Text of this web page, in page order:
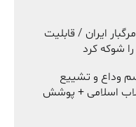
ایران / قابلیت
شوکه کرد
وداع و تشییع
اسلامی + پوشش